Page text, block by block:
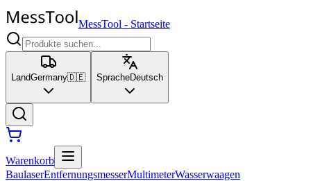
MessTool - Startseite
LandGermany🇩🇪 SpracheDeutsch
Warenkorb
BaulaserEntfernungsmesserMultimeterWasserwaagen